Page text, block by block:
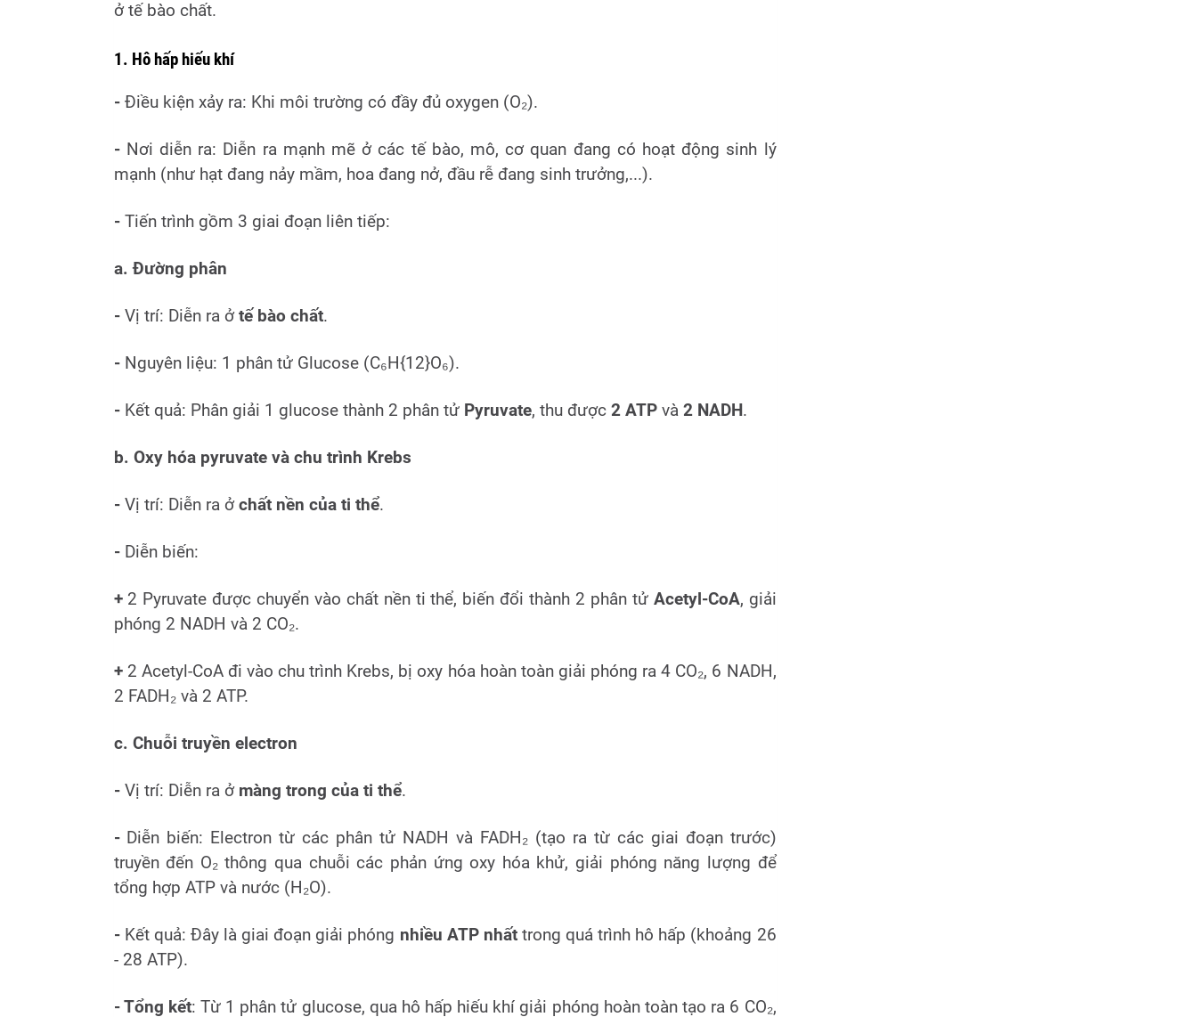
ở tế bào chất.
1. Hô hấp hiếu khí
- Điều kiện xảy ra: Khi môi trường có đầy đủ oxygen (O₂).
- Nơi diễn ra: Diễn ra mạnh mẽ ở các tế bào, mô, cơ quan đang có hoạt động sinh lý
mạnh (như hạt đang nảy mầm, hoa đang nở, đầu rễ đang sinh trưởng,...).
- Tiến trình gồm 3 giai đoạn liên tiếp:
a. Đường phân
- Vị trí: Diễn ra ởtế bào chất.
- Nguyên liệu: 1 phân tử Glucose (C₆H{12}O₆).
- Kết quả: Phân giải 1 glucose thành 2 phân tử Pyruvate, thu được 2 ATPvà 2 NADH.
b. Oxy hóa pyruvate và chu trình Krebs
- Vị trí: Diễn ra ởchất nền của ti thể.
- Diễn biến:
+ 2 Pyruvate được chuyển vào chất nền ti thể, biến đổi thành 2 phân tử Acetyl-CoA, giải
phóng 2 NADH và 2 CO₂.
+ 2 Acetyl-CoA đi vào chu trình Krebs, bị oxy hóa hoàn toàn giải phóng ra 4 CO₂, 6 NADH,
2 FADH₂ và 2 ATP.
c. Chuỗi truyền electron
- Vị trí: Diễn ra ở màng trong của ti thể.
- Diễn biến: Electron từ các phân tử NADH và FADH₂ (tạo ra từ các giai đoạn trước)
truyền đến O₂ thông qua chuỗi các phản ứng oxy hóa khử, giải phóng năng lượng để
tổng hợp ATP và nước (H₂O).
- Kết quả: Đây là giai đoạn giải phóng nhiều ATP nhấttrong quá trình hô hấp (khoảng 26
- 28 ATP).
- Tổng kết: Từ 1 phân tử glucose, qua hô hấp hiếu khí giải phóng hoàn toàn tạo ra 6 CO₂,